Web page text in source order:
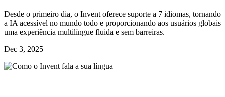
Desde o primeiro dia, o Invent oferece suporte a 7 idiomas, tornando
a IA acessível no mundo todo e proporcionando aos usuários globais
uma experiência multilíngue fluida e sem barreiras.
Dec 3, 2025